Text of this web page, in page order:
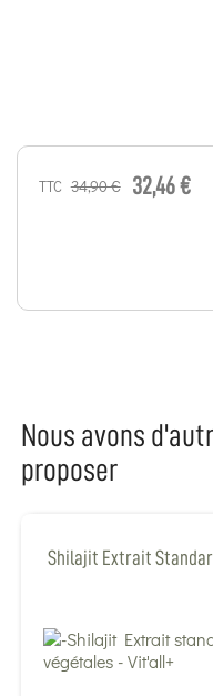
TTC 34,90 € 32,46 €
Nous avons
proposer
Shilajit Extrait